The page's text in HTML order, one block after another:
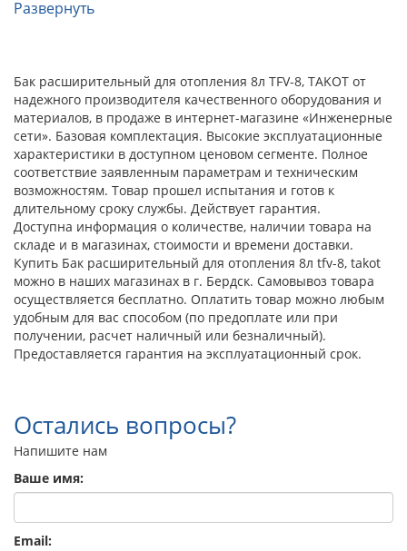
Развернуть
Бак расширительный для отопления 8л TFV-8, TAKOT от
надежного производителя качественного оборудования и
материалов, в продаже в интернет-магазине «Инженерные
сети». Базовая комплектация. Высокие эксплуатационные
характеристики в доступном ценовом сегменте. Полное
соответствие заявленным параметрам и техническим
возможностям. Товар прошел испытания и готов к
длительному сроку службы. Действует гарантия.
Доступна информация о количестве, наличии товара на
складе и в магазинах, стоимости и времени доставки.
Купить Бак расширительный для отопления 8л tfv-8, takot
можно в наших магазинах в г. Бердск. Самовывоз товара
осуществляется бесплатно. Оплатить товар можно любым
удобным для вас способом (по предоплате или при
получении, расчет наличный или безналичный).
Предоставляется гарантия на эксплуатационный срок.
Остались вопросы?
Напишите нам
Ваше имя:
Email: